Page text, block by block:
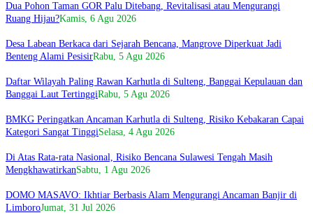
Dua Pohon Taman GOR Palu Ditebang, Revitalisasi atau Mengurangi
Ruang Hijau?Kamis, 6 Agu 2026
Desa Labean Berkaca dari Sejarah Bencana, Mangrove Diperkuat Jadi
Benteng Alami PesisirRabu, 5 Agu 2026
Daftar Wilayah Paling Rawan Karhutla di Sulteng, Banggai Kepulauan dan
Banggai Laut TertinggiRabu, 5 Agu 2026
BMKG Peringatkan Ancaman Karhutla di Sulteng, Risiko Kebakaran Capai
Kategori Sangat TinggiSelasa, 4 Agu 2026
Di Atas Rata-rata Nasional, Risiko Bencana Sulawesi Tengah Masih
MengkhawatirkanSabtu, 1 Agu 2026
DOMO MASAVO: Ikhtiar Berbasis Alam Mengurangi Ancaman Banjir di
LimboroJumat, 31 Jul 2026